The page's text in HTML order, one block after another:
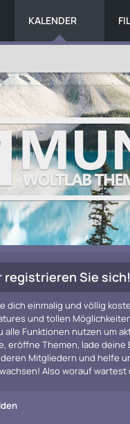
KALENDER
registrieren Sie sich!
dich einmalig und völlig
und tollen
Funktionen nutzen um
eröffne Themen, lade deine
Mitgliedern und helfe
Also worauf wartest